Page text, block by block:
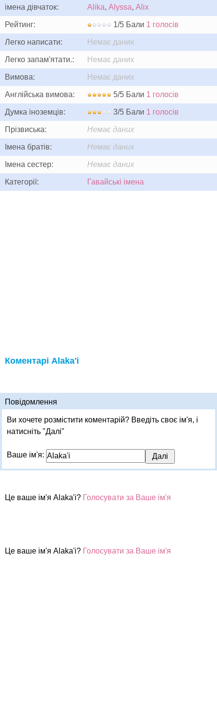
імена дівчаток:
Alika, Alyssa, Alix
Рейтинг: 1/5 Бали 1 голосів
Легко написати: Немає даних
Легко запам'ятати.: Немає даних
Вимова: Немає даних
Англійська вимова: 5/5 Бали 1 голосів
Думка іноземців: 3/5 Бали 1 голосів
Прізвиська: Немає даних
Імена братів: Немає даних
Імена сестер: Немає даних
Категорії: Гавайські імена
Коментарі Alaka'i
Повідомлення
Ви хочете розмістити коментарій? Введіть своє ім'я, і
натисніть "Далі"
Ваше ім'я:
Це ваше ім'я Alaka'i? Голосувати за Ваше ім'я
Це ваше ім'я Alaka'i? Голосувати за Ваше ім'я